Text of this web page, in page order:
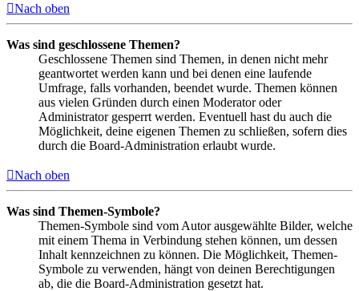
Nach oben
Was sind geschlossene Themen?
Geschlossene Themen sind Themen, in denen nicht mehr
geantwortet werden kann und bei denen eine laufende
Umfrage, falls vorhanden, beendet wurde. Themen können
aus vielen Gründen durch einen Moderator oder
Administrator gesperrt werden. Eventuell hast du auch die
Möglichkeit, deine eigenen Themen zu schließen, sofern dies
durch die Board-Administration erlaubt wurde.
Nach oben
Was sind Themen-Symbole?
Themen-Symbole sind vom Autor ausgewählte Bilder, welche
mit einem Thema in Verbindung stehen können, um dessen
Inhalt kennzeichnen zu können. Die Möglichkeit, Themen-
Symbole zu verwenden, hängt von deinen Berechtigungen
ab, die die Board-Administration gesetzt hat.